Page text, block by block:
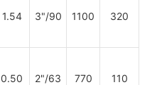
1.54 3"/90 1100 320
0.50 2"/63 770 110